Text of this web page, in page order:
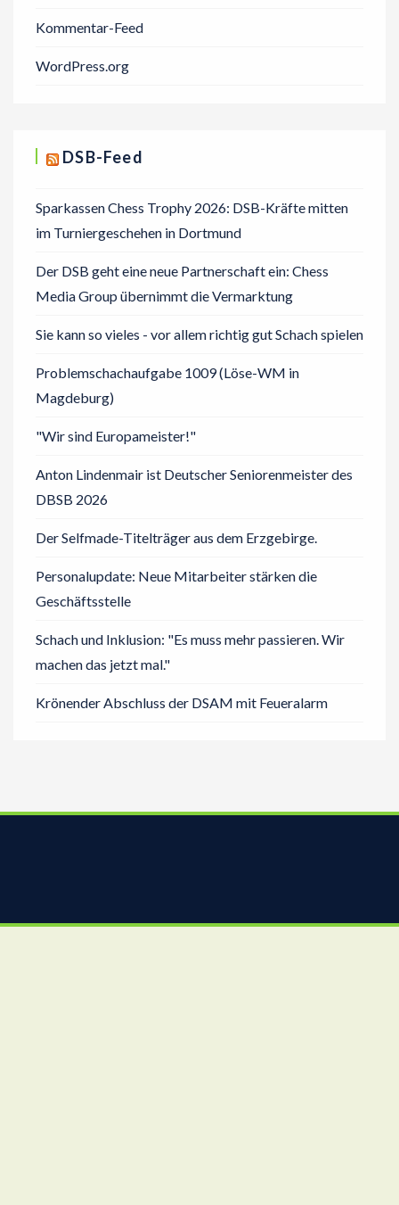
Kommentar-Feed
WordPress.org
DSB-Feed
Sparkassen Chess Trophy 2026: DSB-Kräfte mitten
im Turniergeschehen in Dortmund
Der DSB geht eine neue Partnerschaft ein: Chess
Media Group übernimmt die Vermarktung
Sie kann so vieles - vor allem richtig gut Schach spielen
Problemschachaufgabe 1009 (Löse-WM in
Magdeburg)
"Wir sind Europameister!"
Anton Lindenmair ist Deutscher Seniorenmeister des
DBSB 2026
Der Selfmade-Titelträger aus dem Erzgebirge.
Personalupdate: Neue Mitarbeiter stärken die
Geschäftsstelle
Schach und Inklusion: "Es muss mehr passieren. Wir
machen das jetzt mal."
Krönender Abschluss der DSAM mit Feueralarm